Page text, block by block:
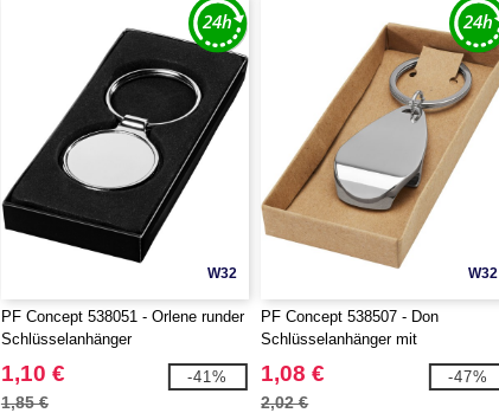
W32
PF Concept 538051 - Orlene runder
Schlüsselanhänger
1,10 €
1,85 €
-41%
W32
PF Concept 538507 - Don
Schlüsselanhänger mit
Flaschenöffner
1,08 €
2,02 €
-47%